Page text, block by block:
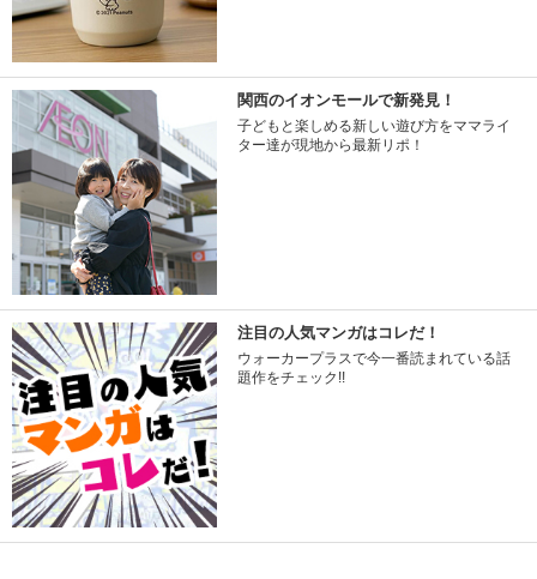
関西のイオンモールで新発見！
子どもと楽しめる新しい遊び方をママライ
ター達が現地から最新リポ！
注目の人気マンガはコレだ！
ウォーカープラスで今一番読まれている話
題作をチェック!!